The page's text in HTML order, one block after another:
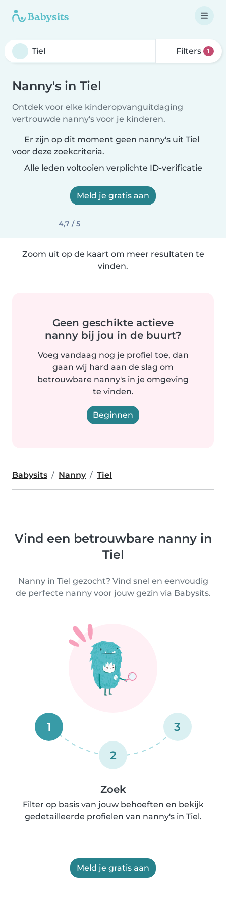
Filters 1
Nanny's in Tiel
Ontdek voor elke kinderopvanguitdaging
vertrouwde nanny's voor je kinderen.
Er zijn op dit moment geen nanny's uit Tiel
voor deze zoekcriteria.
Alle leden voltooien verplichte ID-verificatie
Meld je gratis aan
4,7 / 5
Zoom uit op de kaart om meer resultaten te
vinden.
Geen geschikte actieve
nanny bij jou in de buurt?
Voeg vandaag nog je profiel toe, dan
gaan wij hard aan de slag om
betrouwbare nanny's in je omgeving
te vinden.
Beginnen
Babysits Nanny Tiel
Vind een betrouwbare nanny in
Tiel
Nanny in Tiel gezocht? Vind snel en eenvoudig
de perfecte nanny voor jouw gezin via Babysits.
1
2
3
Zoek
Filter op basis van jouw behoeften en bekijk
gedetailleerde profielen van nanny's in Tiel.
Meld je gratis aan